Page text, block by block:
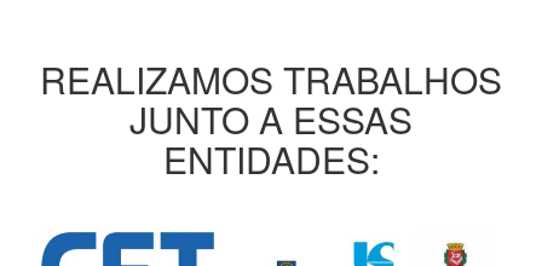
REALIZAMOS TRABALHOS
JUNTO A ESSAS
ENTIDADES: